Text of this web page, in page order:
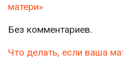
матери»
Без комментариев.
Что делать, если ваша